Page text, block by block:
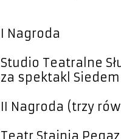
I Nagroda
Studio Teatralne
za spektakl
II Nagroda (trzy
Teatr Stajnia